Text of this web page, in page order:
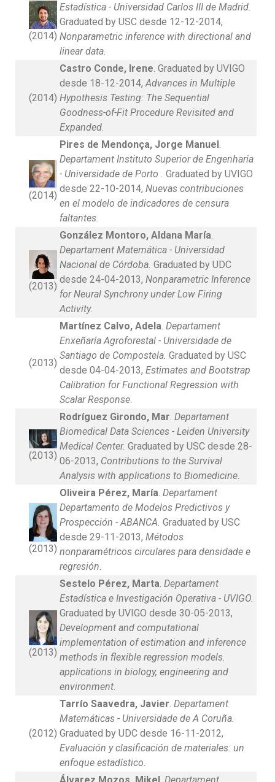
(2014)
Estadística - Universidad Carlos III de Madrid.
Graduated by USC desde 12-12-2014,
Nonparametric inference with directional and
linear data.
(2014)
Castro Conde, Irene. Graduated by UVIGO
desde 18-12-2014,Advances in Multiple
Hypothesis Testing: The Sequential
Goodness-of-Fit Procedure Revisited and
Expanded.
(2014)
Pires de Mendonça, Jorge Manuel.
Departament Instituto Superior de Engenharia
- Universidade de Porto . Graduated by UVIGO
desde 22-10-2014, Nuevas contribuciones
en el modelo de indicadores de censura
faltantes.
(2013)
González Montoro, Aldana María.
Departament Matemática - Universidad
Nacional de Córdoba. Graduated by UDC
desde 24-04-2013, Nonparametric Inference
for Neural Synchrony under Low Firing
Activity.
(2013)
Martínez Calvo, Adela. Departament
Enxeñaría Agroforestal - Universidade de
Santiago de Compostela. Graduated by USC
desde 04-04-2013, Estimates and Bootstrap
Calibration for Functional Regression with
Scalar Response.
(2013)
Rodríguez Girondo, Mar. Departament
Biomedical Data Sciences - Leiden University
Medical Center. Graduated by USC desde 28-
06-2013, Contributions to the Survival
Analysis with applications to Biomedicine.
(2013)
Oliveira Pérez, María. Departament
Departamento de Modelos Predictivos y
Prospección - ABANCA. Graduated by USC
desde 29-11-2013, Métodos
nonparamétricos circulares para densidade e
regresión.
(2013)
Sestelo Pérez, Marta. Departament
Estadística e Investigación Operativa - UVIGO.
Graduated by UVIGO desde 30-05-2013,
Development and computational
implementation of estimation and inference
methods in flexible regression models.
applications in biology, engineering and
environment.
(2012)
Tarrío Saavedra, Javier. Departament
Matemáticas - Universidade de A Coruña.
Graduated by UDC desde 16-11-2012,
Evaluación y clasificación de materiales: un
enfoque estadístico.